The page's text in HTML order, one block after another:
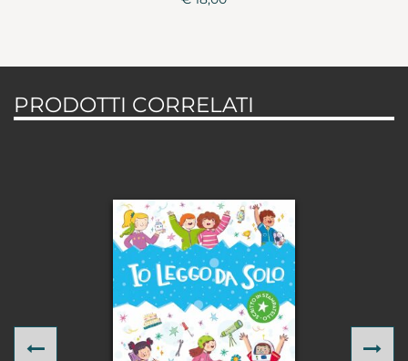
PRODOTTI CORRELATI
Previous